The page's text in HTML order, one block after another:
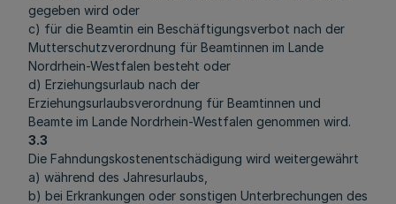
gegeben wird oder
c) für die Beamtin ein Beschäftigungsverbot nach der
Mutterschutzverordnung für Beamtinnen im Lande
Nordrhein-Westfalen besteht oder
d) Erziehungsurlaub nach der
Erziehungsurlaubsverordnung für Beamtinnen und
Beamte im Lande Nordrhein-Westfalen genommen wird.
3.3
Die Fahndungskostenentschädigung wird weitergewährt
a) während des Jahresurlaubs,
b) bei Erkrankungen oder sonstigen Unterbrechungen des